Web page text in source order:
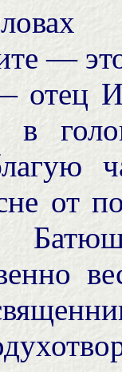
—
отец
в
от